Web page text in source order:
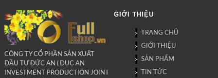
CÔNG TY CỔ PHẦN SẢN XUẤT
ĐẦU TƯ ĐỨC AN ( DUC AN
INVESTMENT PRODUCTION JOINT
GIỚI THIỆU
TRANG CHỦ
GIỚI THIỆU
SẢN PHẨM
TIN TỨC